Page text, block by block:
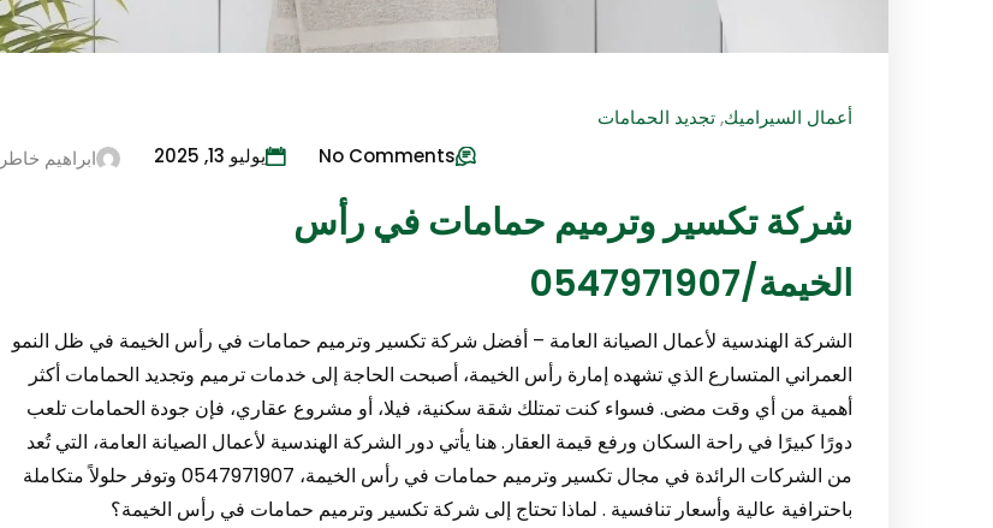
أعمال السيراميك,تجديد الحمامات
ابراهيم خاطر
يوليو 13, 2025 No Comments
شركة تكسير وترميم حمامات في رأس
الخيمة/0547971907
الشركة الهندسية لأعمال الصيانة العامة – أفضل شركة تكسير وترميم حمامات في رأس الخيمة في ظل النمو
العمراني المتسارع الذي تشهده إمارة رأس الخيمة، أصبحت الحاجة إلى خدمات ترميم وتجديد الحمامات أكثر
أهمية من أي وقت مضى. فسواء كنت تمتلك شقة سكنية، فيلا، أو مشروع عقاري، فإن جودة الحمامات تلعب
دورًا كبيرًا في راحة السكان ورفع قيمة العقار. هنا يأتي دور الشركة الهندسية لأعمال الصيانة العامة، التي تُعد
من الشركات الرائدة في مجال تكسير وترميم حمامات في رأس الخيمة، 0547971907 وتوفر حلولاً متكاملة
باحترافية عالية وأسعار تنافسية . لماذا تحتاج إلى شركة تكسير وترميم حمامات في رأس الخيمة؟